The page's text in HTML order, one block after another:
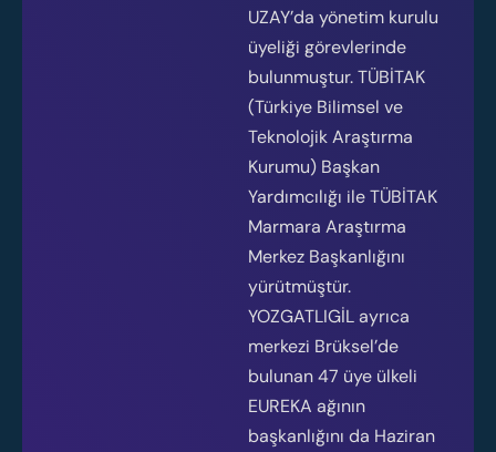
UZAY’da yönetim kurulu
üyeliği görevlerinde
bulunmuştur. TÜBİTAK
(Türkiye Bilimsel ve
Teknolojik Araştırma
Kurumu) Başkan
Yardımcılığı ile TÜBİTAK
Marmara Araştırma
Merkez Başkanlığını
yürütmüştür.
YOZGATLIGİL ayrıca
merkezi Brüksel’de
bulunan 47 üye ülkeli
EUREKA ağının
başkanlığını da Haziran